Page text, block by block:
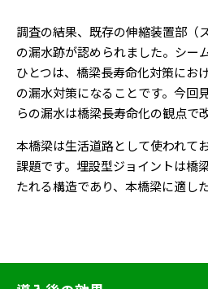
調査の結果、既存の伸縮装置部（
の漏水跡が認められました。シー
ひとつは、橋梁長寿命化対策にお
の漏水対策になることです。今回
らの漏水は橋梁長寿命化の観点で
本橋梁は生活道路として使われて
課題です。埋設型ジョイントは橋
たれる構造であり、本橋梁に適し